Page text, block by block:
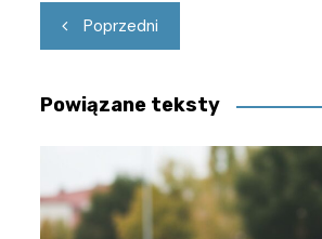
Nawigacja
wpisu
Poprzedni
Powiązane teksty